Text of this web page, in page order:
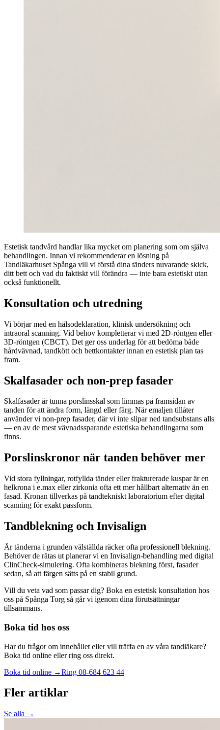
Estetisk tandvård handlar lika mycket om planering som om själva
behandlingen. Innan vi rekommenderar en lösning på
Tandläkarhuset Spånga vill vi förstå dina tänders nuvarande skick,
ditt bett och vad du faktiskt vill förändra — inte bara estetiskt utan
också funktionellt.
Konsultation och utredning
Vi börjar med en hälsodeklaration, klinisk undersökning och
intraoral scanning. Vid behov kompletterar vi med 2D-röntgen eller
3D-röntgen (CBCT). Det ger oss underlag för att bedöma både
hårdvävnad, tandkött och bettkontakter innan en estetisk plan tas
fram.
Skalfasader och non-prep fasader
Skalfasader är tunna porslinsskal som limmas på framsidan av
tanden för att ändra form, längd eller färg. När emaljen tillåter
använder vi non-prep fasader, där vi inte slipar ned tandsubstans alls
— en av de mest vävnadssparande estetiska behandlingarna som
finns.
Porslinskronor när tanden behöver mer
Vid stora fyllningar, rotfyllda tänder eller frakturerade kuspar är en
helkrona i e.max eller zirkonia ofta ett mer hållbart alternativ än en
fasad. Kronan tillverkas på tandtekniskt laboratorium efter digital
scanning för exakt passform.
Tandblekning och Invisalign
Är tänderna i grunden välställda räcker ofta professionell blekning.
Behöver de rätas ut planerar vi en Invisalign-behandling med digital
ClinCheck-simulering. Ofta kombineras blekning först, fasader
sedan, så att färgen sätts på en stabil grund.
Vill du veta vad som passar dig? Boka en estetisk konsultation hos
oss på Spånga Torg så går vi igenom dina förutsättningar
tillsammans.
Boka tid hos oss
Har du frågor om innehållet eller vill träffa en av våra tandläkare?
Boka tid online eller ring oss direkt.
Boka tid online →Ring 08-684 623 44
Fler artiklar
Se alla →